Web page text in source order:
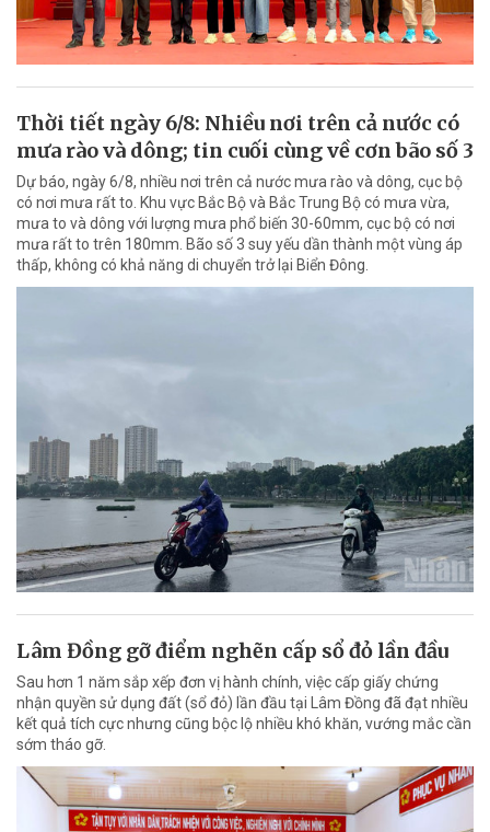
Thời tiết ngày 6/8: Nhiều nơi trên cả nước có
mưa rào và dông; tin cuối cùng về cơn bão số 3
Dự báo, ngày 6/8, nhiều nơi trên cả nước mưa rào và dông, cục bộ
có nơi mưa rất to. Khu vực Bắc Bộ và Bắc Trung Bộ có mưa vừa,
mưa to và dông với lượng mưa phổ biến 30-60mm, cục bộ có nơi
mưa rất to trên 180mm. Bão số 3 suy yếu dần thành một vùng áp
thấp, không có khả năng di chuyển trở lại Biển Đông.
Lâm Đồng gỡ điểm nghẽn cấp sổ đỏ lần đầu
Sau hơn 1 năm sắp xếp đơn vị hành chính, việc cấp giấy chứng
nhận quyền sử dụng đất (sổ đỏ) lần đầu tại Lâm Đồng đã đạt nhiều
kết quả tích cực nhưng cũng bộc lộ nhiều khó khăn, vướng mắc cần
sớm tháo gỡ.